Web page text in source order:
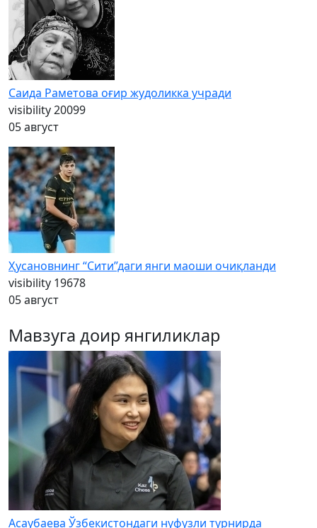
Саида Раметова оғир жудоликка учради
visibility20099
05 август
Ҳусановнинг “Сити”даги янги маоши очиқланди
visibility 19678
05 август
Мавзуга доир янгиликлар
Асаубаева Ўзбекистондаги нуфузли турнирда